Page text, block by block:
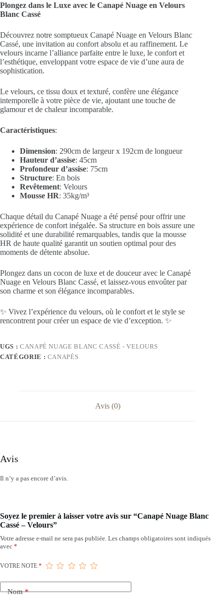
Plongez dans le Luxe avec le Canapé Nuage en Velours
Blanc Cassé
Découvrez notre somptueux Canapé Nuage en Velours Blanc
Cassé, une invitation au confort absolu et au raffinement. Le
velours incarne l’alliance parfaite entre le luxe, le confort et
l’esthétique, enveloppant votre espace de vie d’une aura de
sophistication.
Le velours, ce tissu doux et texturé, confère une élégance
intemporelle à votre pièce de vie, ajoutant une touche de
glamour et de chaleur incomparable.
Caractéristiques:
Dimension: 290cm de largeur x 192cm de longueur
Hauteur d’assise: 45cm
Profondeur d’assise: 75cm
Structure: En bois
Revêtement: Velours
Mousse HR: 35kg/m³
Chaque détail du Canapé Nuage a été pensé pour offrir une
expérience de confort inégalée. Sa structure en bois assure une
solidité et une durabilité remarquables, tandis que la mousse
HR de haute qualité garantit un soutien optimal pour des
moments de détente absolue.
Plongez dans un cocon de luxe et de douceur avec le Canapé
Nuage en Velours Blanc Cassé, et laissez-vous envoûter par
son charme et son élégance incomparables.
✨ Vivez l’expérience du velours, où le confort et le style se
rencontrent pour créer un espace de vie d’exception. ✨
UGS : CANAPÉ NUAGE BLANC CASSÉ - VELOURS
CATÉGORIE : CANAPÉS
Avis (0)
Avis
Il n’y a pas encore d’avis.
Soyez le premier à laisser votre avis sur “Canapé Nuage Blanc
Cassé – Velours”
Votre adresse e-mail ne sera pas publiée. Les champs obligatoires sont indiqués
avec *
VOTRE NOTE *
Nom*